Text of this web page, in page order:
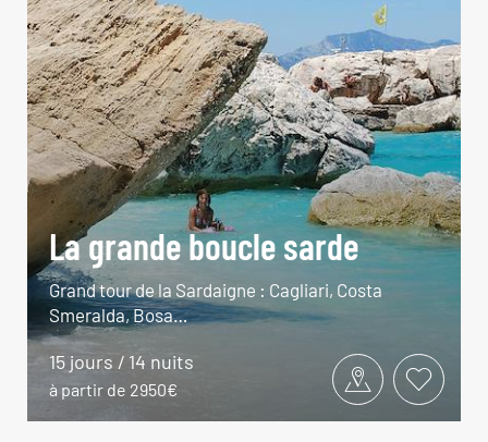
La grande boucle sarde
Grand tour de la Sardaigne : Cagliari, Costa
Smeralda, Bosa…
15 jours / 14 nuits
à partir de 2950€